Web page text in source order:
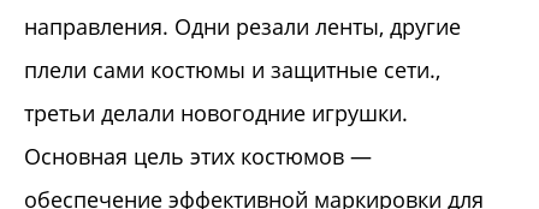
направления. Одни резали ленты, другие
плели сами костюмы и защитные сети.,
третьи делали новогодние игрушки.
Основная цель этих костюмов —
обеспечение эффективной маркировки для